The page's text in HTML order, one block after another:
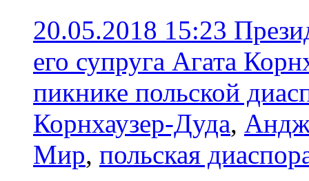
20.05.2018 15:23
его супруга Агата
пикнике польской
Корнхаузер-Дуда,
Мир, польская